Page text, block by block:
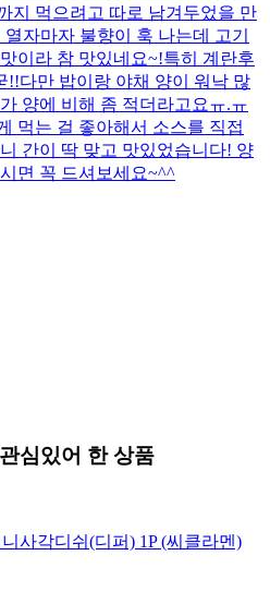
지 먹으려고 따로 남겨두었을 만
자마자 불향이 훅 나는데 고기
이라 참 맛있네요~!특히 계란후
다만 밥이랑 야채 양이 워낙 많
양에 비해 좀 적더라고요ㅠ.ㅠ
먹는 걸 좋아해서 소스를 직접
간이 딱 맞고 맛있었습니다! 양
면 꼭 드셔보세요~^^
심있어 한 상품
사각디쉬(디퍼) 1P (씨클라멘)